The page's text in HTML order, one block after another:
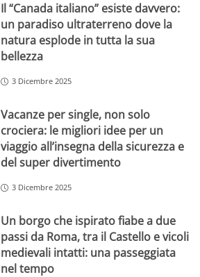
Il “Canada italiano” esiste davvero:
un paradiso ultraterreno dove la
natura esplode in tutta la sua
bellezza
3 Dicembre 2025
Vacanze per single, non solo
crociera: le migliori idee per un
viaggio all’insegna della sicurezza e
del super divertimento
3 Dicembre 2025
Un borgo che ispirato fiabe a due
passi da Roma, tra il Castello e vicoli
medievali intatti: una passeggiata
nel tempo